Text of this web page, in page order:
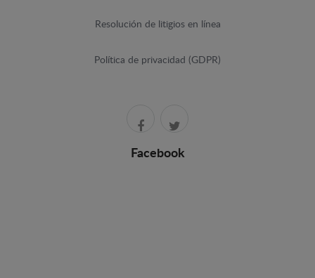
Resolución de litigios en línea
Política de privacidad (GDPR)
Facebook